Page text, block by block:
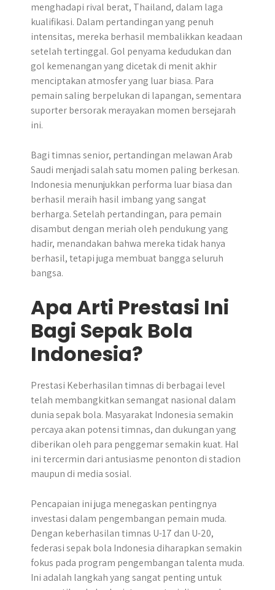
menghadapi rival berat, Thailand, dalam laga
kualifikasi. Dalam pertandingan yang penuh
intensitas, mereka berhasil membalikkan keadaan
setelah tertinggal. Gol penyama kedudukan dan
gol kemenangan yang dicetak di menit akhir
menciptakan atmosfer yang luar biasa. Para
pemain saling berpelukan di lapangan, sementara
suporter bersorak merayakan momen bersejarah
ini.
Bagi timnas senior, pertandingan melawan Arab
Saudi menjadi salah satu momen paling berkesan.
Indonesia menunjukkan performa luar biasa dan
berhasil meraih hasil imbang yang sangat
berharga. Setelah pertandingan, para pemain
disambut dengan meriah oleh pendukung yang
hadir, menandakan bahwa mereka tidak hanya
berhasil, tetapi juga membuat bangga seluruh
bangsa.
Apa Arti Prestasi Ini
Bagi Sepak Bola
Indonesia?
Prestasi Keberhasilan timnas di berbagai level
telah membangkitkan semangat nasional dalam
dunia sepak bola. Masyarakat Indonesia semakin
percaya akan potensi timnas, dan dukungan yang
diberikan oleh para penggemar semakin kuat. Hal
ini tercermin dari antusiasme penonton di stadion
maupun di media sosial.
Pencapaian ini juga menegaskan pentingnya
investasi dalam pengembangan pemain muda.
Dengan keberhasilan timnas U-17 dan U-20,
federasi sepak bola Indonesia diharapkan semakin
fokus pada program pengembangan talenta muda.
Ini adalah langkah yang sangat penting untuk